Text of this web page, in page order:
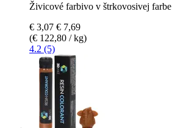
Živicové farbivo v štrkovosivej farbe
€ 3,07 € 7,69
(€ 122,80 / kg)
4.2 (5)